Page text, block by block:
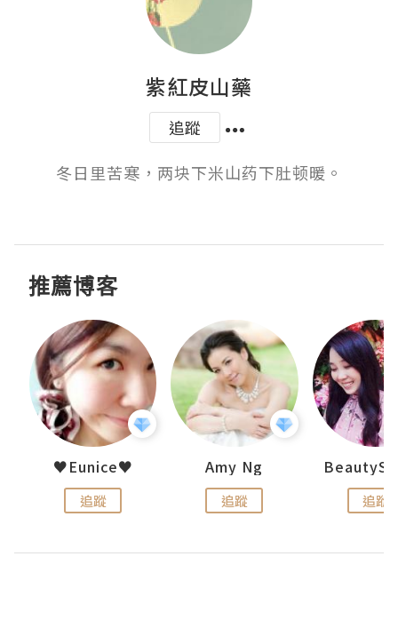
紫紅皮山藥
追蹤
冬日里苦寒，两块下米山药下肚顿暖。
推薦博客
♥Eunice♥
追蹤
Amy Ng
追蹤 追蹤